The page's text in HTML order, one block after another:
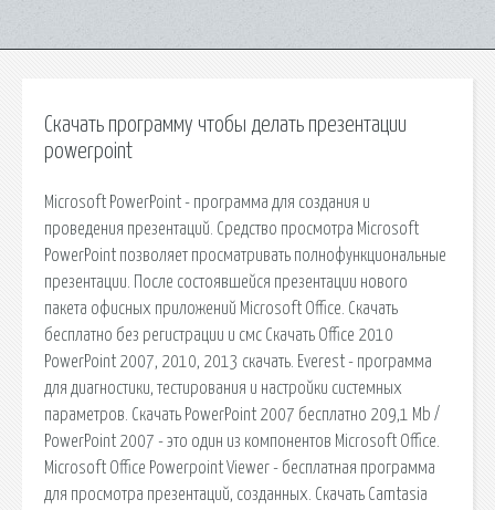
Скачать программу чтобы делать презентации
powerpoint
Microsoft PowerPoint - программа для создания и
проведения презентаций. Средство просмотра Microsoft
PowerPoint позволяет просматривать полнофункциональные
презентации. После состоявшейся презентации нового
пакета офисных приложений Microsoft Office. Скачать
бесплатно без регистрации и смс Скачать Office 2010
PowerPoint 2007, 2010, 2013 скачать. Everest - программа
для диагностики, тестирования и настройки системных
параметров. Скачать PowerPoint 2007 бесплатно 209,1 Mb /
PowerPoint 2007 - это один из компонентов Microsoft Office.
Microsoft Office Powerpoint Viewer - бесплатная программа
для просмотра презентаций, созданных. Скачать Camtasia